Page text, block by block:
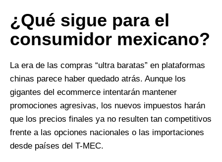
¿Qué sigue para el
consumidor mexicano?
La era de las compras “ultra baratas” en plataformas
chinas parece haber quedado atrás. Aunque los
gigantes del ecommerce intentarán mantener
promociones agresivas, los nuevos impuestos harán
que los precios finales ya no resulten tan competitivos
frente a las opciones nacionales o las importaciones
desde países del T-MEC.